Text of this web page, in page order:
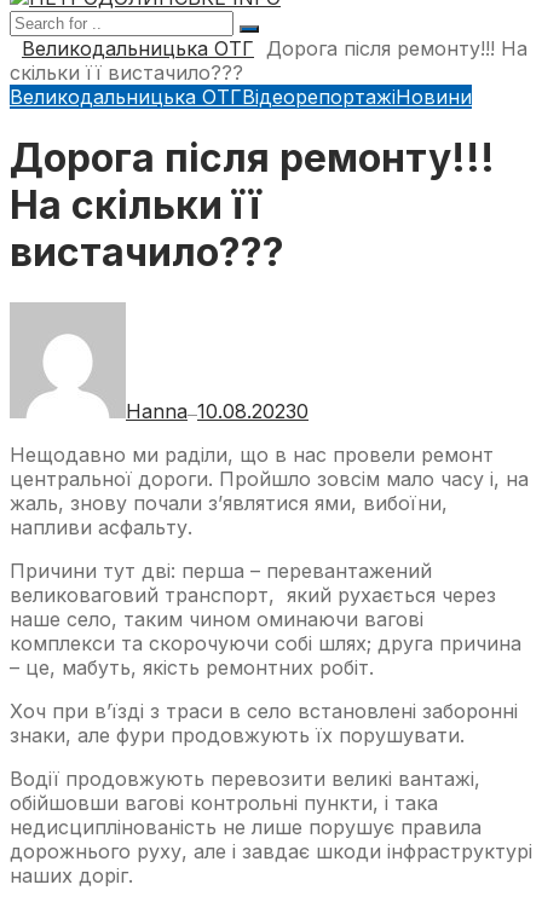
Великодальницька ОТГ Дорога після ремонту!!! На
скільки її вистачило???
Великодальницька ОТГВідеорепортажіНовини
Дорога після ремонту!!!
На скільки її
вистачило???
Hanna—10.08.20230
Нещодавно ми раділи, що в нас провели ремонт
центральної дороги. Пройшло зовсім мало часу і, на
жаль, знову почали з’являтися ями, вибоїни,
напливи асфальту.
Причини тут дві: перша – перевантажений
великоваговий транспорт, який рухається через
наше село, таким чином оминаючи вагові
комплекси та скорочуючи собі шлях; друга причина
– це, мабуть, якість ремонтних робіт.
Хоч при в’їзді з траси в село встановлені заборонні
знаки, але фури продовжують їх порушувати.
Водії продовжують перевозити великі вантажі,
обійшовши вагові контрольні пункти, і така
недисциплінованість не лише порушує правила
дорожнього руху, але і завдає шкоди інфраструктурі
наших доріг.